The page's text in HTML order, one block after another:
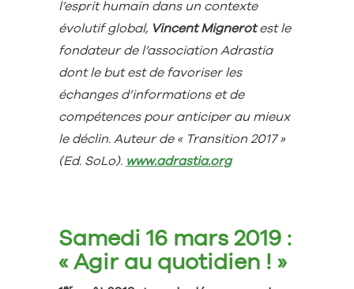
l’esprit humain dans un contexte
évolutif global, Vincent Mignerotest le
fondateur de l’association Adrastia
dont le but est de favoriser les
échanges d’informations et de
compétences pour anticiper au mieux
le déclin. Auteur de « Transition 2017 »
(Ed. SoLo). www.adrastia.org
Samedi 16 mars 2019 :
« Agir au quotidien ! »